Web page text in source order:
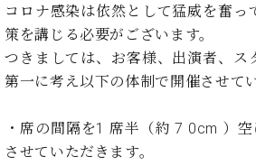
イ
ン
レ
ジ
ン
ス
製
造
番
号
イ
ン
弾
く
に
ン
ペ
ー
ン
コ
ン
舗・
サ
ロ
ン・
律
学
ぶ
方
ま
歓
迎。
コロナ感染は依然として猛威を奮っ
策を講じる必要がございます。
つきましては、お客様、出演者、ス
第一に考え以下の体制で開催させて
・席の間隔を1 席半（約 7 0cm ）
させていただきます。